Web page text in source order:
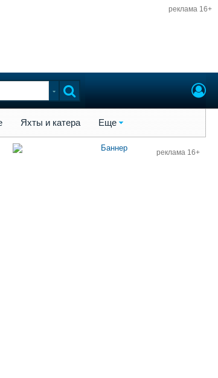
реклама 16+
Яхты и катера Еще
реклама 16+